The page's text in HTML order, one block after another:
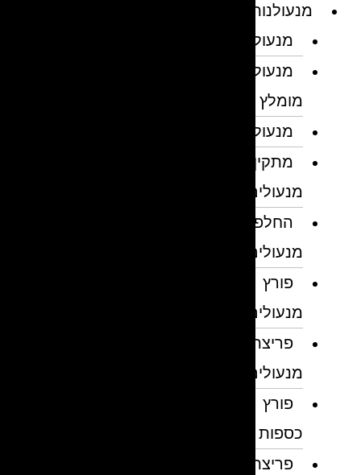
מנעולנות
מנעולן
מנעולן
מומלץ
מנעולנים
מתקין
מנעולים
החלפת
מנעולים
פורץ
מנעולים
פריצת
מנעולים
פורץ
כספות
פריצת